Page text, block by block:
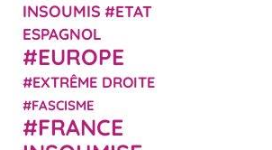
INSOUMIS
ETAT
ESPAGNOL
EUROPE
EXTRÊME DROITE
FASCISME
FRANCE